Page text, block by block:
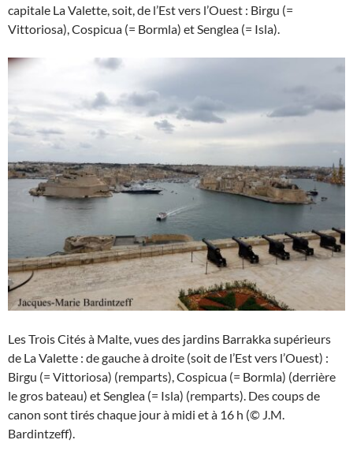
capitale La Valette, soit, de l’Est vers l’Ouest : Birgu (=
Vittoriosa), Cospicua (= Bormla) et Senglea (= Isla).
Les Trois Cités à Malte, vues des jardins Barrakka supérieurs
de La Valette : de gauche à droite (soit de l’Est vers l’Ouest) :
Birgu (= Vittoriosa) (remparts), Cospicua (= Bormla) (derrière
le gros bateau) et Senglea (= Isla) (remparts). Des coups de
canon sont tirés chaque jour à midi et à 16 h (© J.M.
Bardintzeff).